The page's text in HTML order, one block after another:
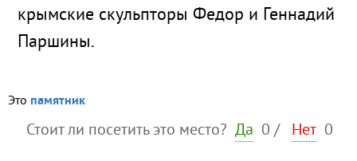
крымские скульпторы Федор и Геннадий
Паршины.
Это памятник
Стоит ли посетить это место? Да 0 / Нет 0